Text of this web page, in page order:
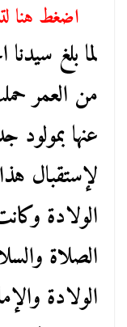
اضغط هنا
لما بلغ
من العمر
عنها بمولود
لإستقبال
الولادة
الصلاة
الولادة